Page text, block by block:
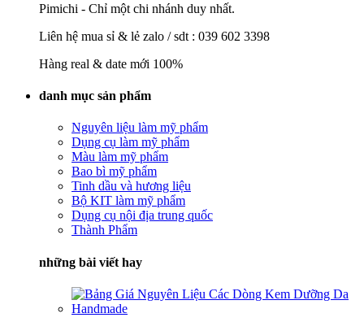
Pimichi - Chỉ một chi nhánh duy nhất.
Liên hệ mua sỉ & lẻ zalo / sdt : 039 602 3398
Hàng real & date mới 100%
danh mục sản phẩm
Nguyên liệu làm mỹ phẩm
Dụng cụ làm mỹ phẩm
Màu làm mỹ phẩm
Bao bì mỹ phẩm
Tinh dầu và hương liệu
Bộ KIT làm mỹ phẩm
Dụng cụ nội địa trung quốc
Thành Phẩm
những bài viết hay